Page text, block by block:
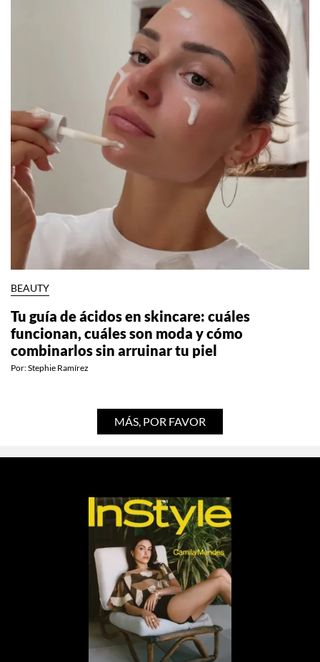
BEAUTY
Tu guía de ácidos en skincare: cuáles
funcionan, cuáles son moda y cómo
combinarlos sin arruinar tu piel
Por:Stephie Ramírez
MÁS, POR FAVOR